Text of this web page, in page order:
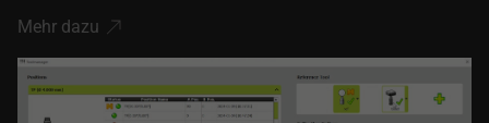
Mehr dazu